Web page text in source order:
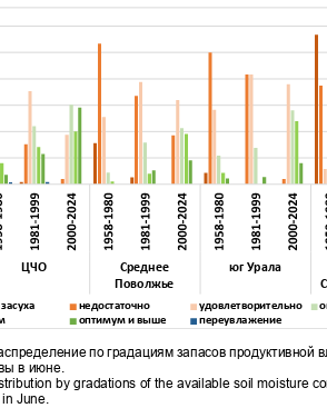
ЦЧО Среднее
юг Урала
Поволжье
недостаточно
оптимум и выше
удовлетворительно
переувлажение
по градациям запасов продуктивной
в июне.
by gradations of the available soil moisture
June.